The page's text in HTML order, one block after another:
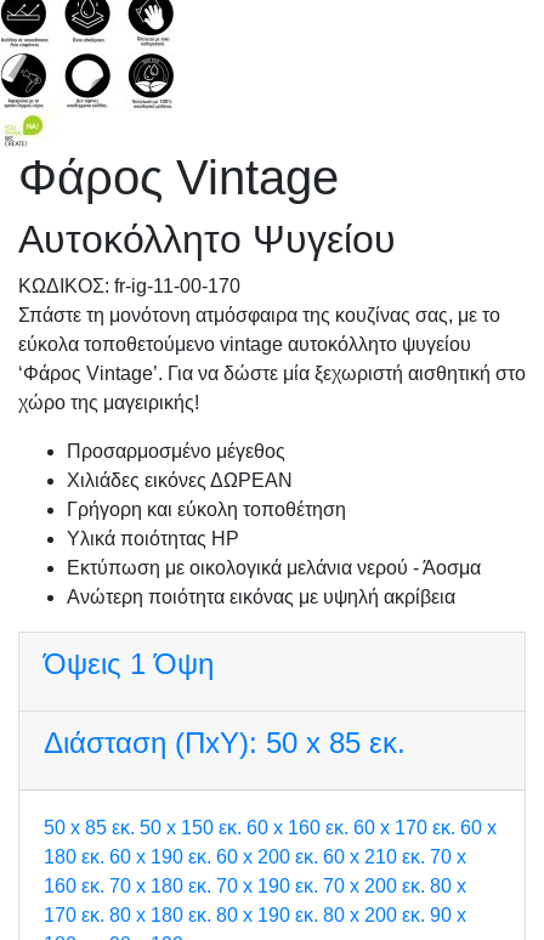
Φάρος Vintage
Αυτοκόλλητο Ψυγείου
KΩΔΙΚΟΣ: fr-ig-11-00-170
Σπάστε τη μονότονη ατμόσφαιρα της κουζίνας σας, με το
εύκολα τοποθετούμενο vintage αυτοκόλλητο ψυγείου
‘Φάρος Vintage’. Για να δώστε μία ξεχωριστή αισθητική στο
χώρο της μαγειρικής!
Προσαρμοσμένo μέγεθος
Χιλιάδες εικόνες ΔΩΡΕΑΝ
Γρήγορη και εύκολη τοποθέτηση
Υλικά ποιότητας HP
Εκτύπωση με οικολογικά μελάνια νερού - Άοσμα
Ανώτερη ποιότητα εικόνας με υψηλή ακρίβεια
Όψεις 1 Όψη
Διάσταση (ΠxΥ): 50 x 85 εκ.
50 x 85 εκ. 50 x 150 εκ. 60 x 160 εκ. 60 x 170 εκ. 60 x
180 εκ. 60 x 190 εκ. 60 x 200 εκ. 60 x 210 εκ. 70 x
160 εκ. 70 x 180 εκ. 70 x 190 εκ. 70 x 200 εκ. 80 x
170 εκ. 80 x 180 εκ. 80 x 190 εκ. 80 x 200 εκ. 90 x